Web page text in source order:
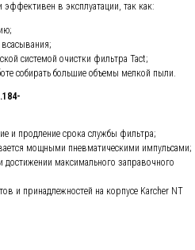
в эксплуатации, так как:
всасывания;
системой очистки фильтра Tact;
собирать большие объемы мелкой пыли.
и продление срока службы фильтра;
мощными пневматическими импульсами;
достижении максимального заправочного
и принадлежностей на корпусе Karcher NT